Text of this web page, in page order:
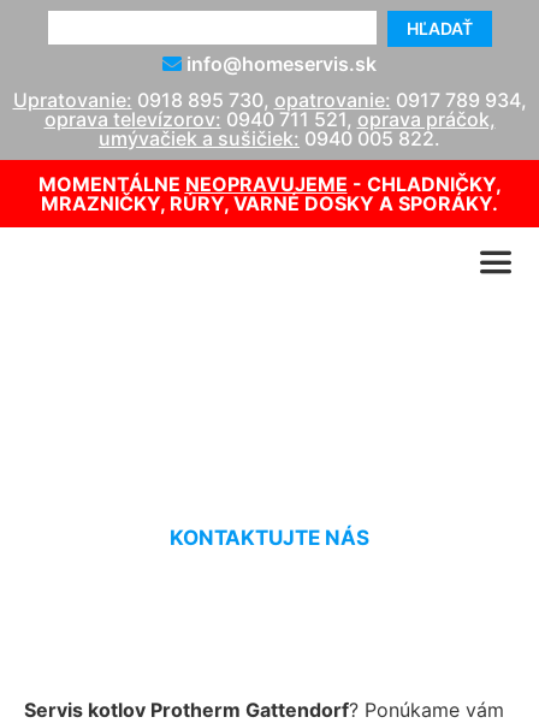
HĽADAŤ
info@homeservis.sk
Upratovanie: 0918 895 730, opatrovanie: 0917 789 934,
oprava televízorov: 0940 711 521, oprava práčok,
umývačiek a sušičiek: 0940 005 822.
MOMENTÁLNE NEOPRAVUJEME - CHLADNIČKY,
MRAZNIČKY, RÚRY, VARNÉ DOSKY A SPORÁKY.
KONTAKTUJTE NÁS
Servis kotlov Protherm Gattendorf? Ponúkame vám